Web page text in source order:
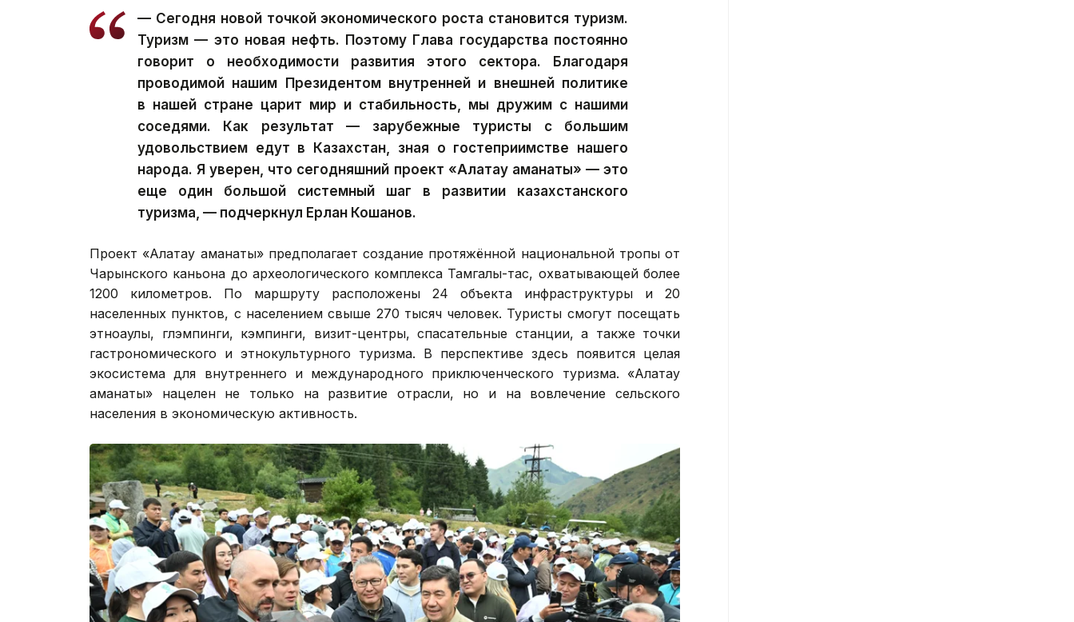
— Сегодня новой точкой экономического роста становится туризм.
Туризм — это новая нефть. Поэтому Глава государства постоянно
говорит о необходимости развития этого сектора. Благодаря
проводимой нашим Президентом внутренней и внешней политике
в нашей стране царит мир и стабильность, мы дружим с нашими
соседями. Как результат — зарубежные туристы с большим
удовольствием едут в Казахстан, зная о гостеприимстве нашего
народа. Я уверен, что сегодняшний проект «Алатау аманаты» — это
еще один большой системный шаг в развитии казахстанского
туризма, — подчеркнул Ерлан Кошанов.
Проект «Алатау аманаты» предполагает создание протяжённой национальной тропы от
Чарынского каньона до археологического комплекса Тамгалы-тас, охватывающей более
1200 километров. По маршруту расположены 24 объекта инфраструктуры и 20
населенных пунктов, с населением свыше 270 тысяч человек. Туристы смогут посещать
этноаулы, глэмпинги, кэмпинги, визит-центры, спасательные станции, а также точки
гастрономического и этнокультурного туризма. В перспективе здесь появится целая
экосистема для внутреннего и международного приключенческого туризма. «Алатау
аманаты» нацелен не только на развитие отрасли, но и на вовлечение сельского
населения в экономическую активность.